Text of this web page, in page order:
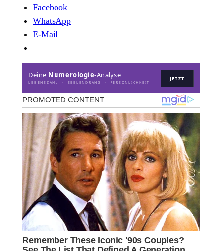
Facebook
WhatsApp
E-Mail
Deine Numerologie-Analyse
LEBENSZAHL · SEELENDRANG · PERSÖNLICHKEIT
JETZT